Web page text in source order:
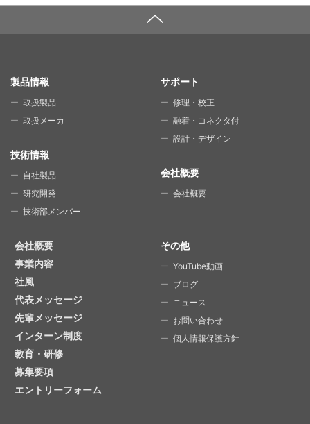
SITE MAP
製品情報
取扱製品
取扱メーカ
技術情報
自社製品
研究開発
技術部メンバー
サポート
修理・校正
融着・コネクタ付
設計・デザイン
会社概要
会社概要
会社概要
事業内容
社風
代表メッセージ
先輩メッセージ
インターン制度
教育・研修
募集要項
エントリーフォーム
その他
YouTube動画
ブログ
ニュース
お問い合わせ
個人情報保護方針